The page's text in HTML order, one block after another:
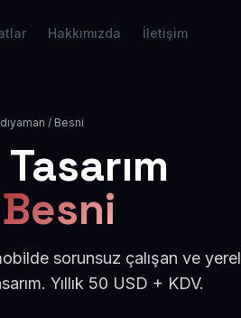
Hakkımızda İletişim
/ Besni
sorunsuz çalışan ve yerel
Yıllık 50 USD + KDV.